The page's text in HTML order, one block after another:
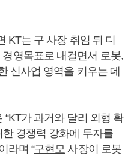
KT는 구 사장 취임 뒤 디
영목표로 내걸면서 로봇,
신사업 영역을 키우는 데
가 과거와 달리 외형 확
경쟁력 강화에 투자를
라며 “구현모 사장이 로봇